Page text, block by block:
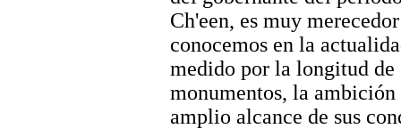
Ch'een, es muy
conocemos en la
medido por la longitud de
monumentos, la
amplio alcance de sus